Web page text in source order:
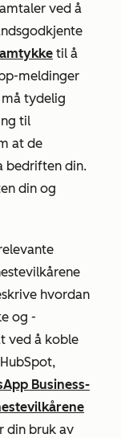
ved å
til å
meldinger
tydelig
til
at de
bedriften din.
din og
hvordan
og -
ved å koble
Business-
din bruk av